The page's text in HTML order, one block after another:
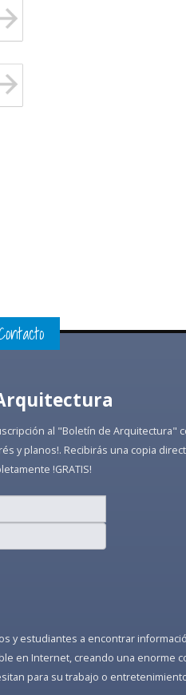
al "Boletín de Arquitectura"
y planos!. Recibirás una copia
!GRATIS!
y estudiantes a encontrar
en Internet, creando una enorme
para su trabajo o